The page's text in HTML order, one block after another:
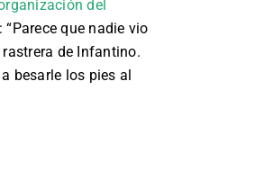
del
: “Parece que nadie vio
de Infantino.
besarle los pies al